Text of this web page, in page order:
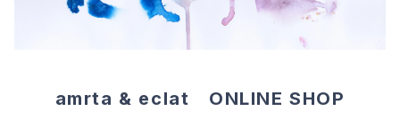
amrta & eclat ONLINE SHOP